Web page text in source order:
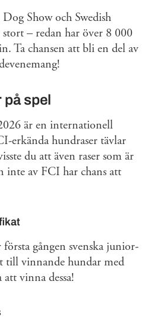
Show och Swedish
– redan har över 8 000
Ta chansen att bli en del av
på spel
är en internationell
erkända hundraser tävlar
du att även raser som är
inte av FCI har chans att
gången svenska junior-
till vinnande hundar med
vinna dessa!